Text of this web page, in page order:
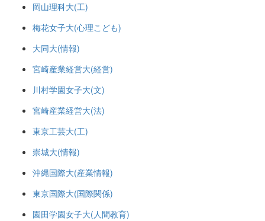
岡山理科大(工)
梅花女子大(心理こども)
大同大(情報)
宮崎産業経営大(経営)
川村学園女子大(文)
宮崎産業経営大(法)
東京工芸大(工)
崇城大(情報)
沖縄国際大(産業情報)
東京国際大(国際関係)
園田学園女子大(人間教育)